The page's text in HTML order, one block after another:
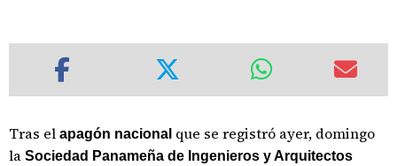
Tras el apagón nacional que se registró ayer, domingo
la Sociedad Panameña de Ingenieros y Arquitectos